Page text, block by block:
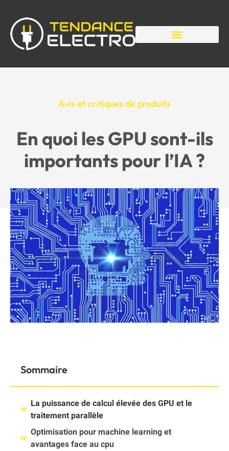
Avis et critiques de produits
En quoi les GPU sont-ils
importants pour l’IA ?
Sommaire
La puissance de calcul élevée des GPU et le
traitement parallèle
Optimisation pour machine learning et
avantages face au cpu